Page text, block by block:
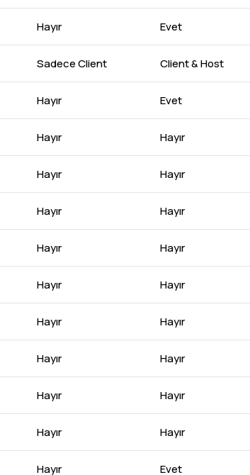
Hayır Evet
Sadece Client Client & Host
Hayır Evet
Hayır Hayır
Hayır Hayır
Hayır Hayır
Hayır Hayır
Hayır Hayır
Hayır Hayır
Hayır Hayır
Hayır Hayır
Hayır Hayır
Hayır Evet